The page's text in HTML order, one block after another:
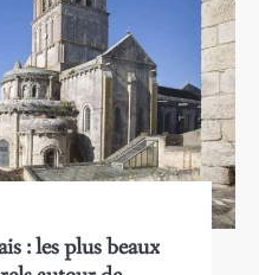
: les plus beaux